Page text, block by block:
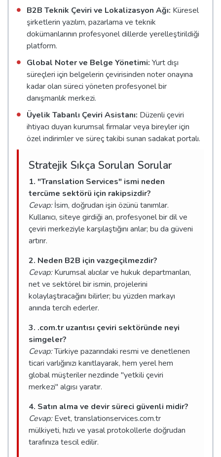
B2B Teknik Çeviri ve Lokalizasyon Ağı: Küresel
şirketlerin yazılım, pazarlama ve teknik
dokümanlarının profesyonel dillerde yerelleştirildiği
platform.
Global Noter ve Belge Yönetimi: Yurt dışı
süreçleri için belgelerin çevirisinden noter onayına
kadar olan süreci yöneten profesyonel bir
danışmanlık merkezi.
Üyelik Tabanlı Çeviri Asistanı: Düzenli çeviri
ihtiyacı duyan kurumsal firmalar veya bireyler için
özel indirimler ve süreç takibi sunan sadakat portalı.
Stratejik Sıkça Sorulan Sorular
1. "Translation Services" ismi neden
tercüme sektörü için rakipsizdir?
Cevap:İsim, doğrudan işin özünü tanımlar.
Kullanıcı, siteye girdiği an, profesyonel bir dil ve
çeviri merkeziyle karşılaştığını anlar; bu da güveni
artırır.
2. Neden B2B için vazgeçilmezdir?
Cevap:Kurumsal alıcılar ve hukuk departmanları,
net ve sektörel bir ismin, projelerini
kolaylaştıracağını bilirler; bu yüzden markayı
anında tercih ederler.
3. .com.tr uzantısı çeviri sektöründe neyi
simgeler?
Cevap:Türkiye pazarındaki resmi ve denetlenen
ticari varlığınızı kanıtlayarak, hem yerel hem
global müşteriler nezdinde "yetkili çeviri
merkezi" algısı yaratır.
4. Satın alma ve devir süreci güvenli midir?
Cevap:Evet, translationservices.com.tr
mülkiyeti, hızlı ve yasal protokollerle doğrudan
tarafınıza tescil edilir.